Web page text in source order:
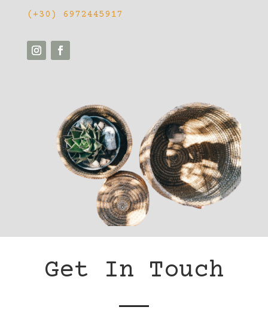
(+30) 6972445917
Get In Touch